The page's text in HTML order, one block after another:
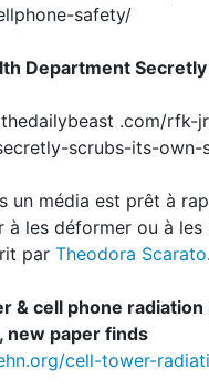
safety/
Department
.com/rfk-
scrubs-its-own-
un média est prêt à
à les déformer ou à
par Theodora Scarato
& cell phone
new paper finds
cell-tower-